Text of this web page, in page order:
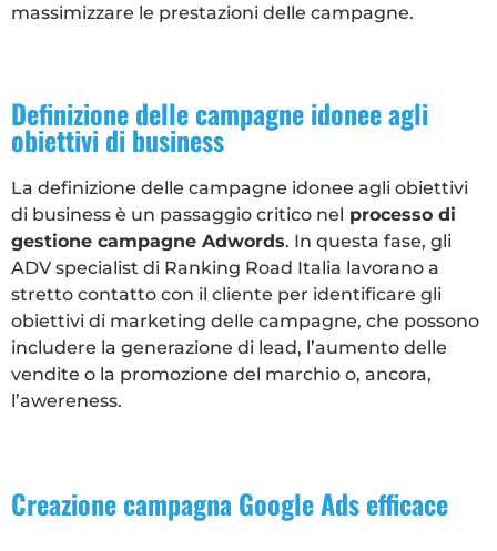
massimizzare le prestazioni delle campagne.
Definizione delle campagne idonee agli
obiettivi di business
La definizione delle campagne idonee agli obiettivi
di business è un passaggio critico nel processo di
gestione campagne Adwords. In questa fase, gli
ADV specialist di Ranking Road Italia lavorano a
stretto contatto con il cliente per identificare gli
obiettivi di marketing delle campagne, che possono
includere la generazione di lead, l’aumento delle
vendite o la promozione del marchio o, ancora,
l’awereness.
Creazione campagna Google Ads efficace